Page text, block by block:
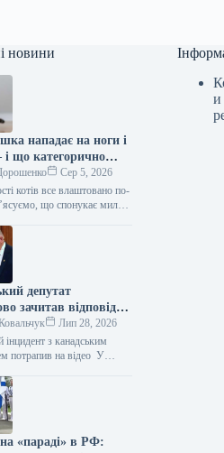
новини
нападає на ноги і
що категорично
робити у відповідь
Сер 5, 2026
котів все влаштовано по-
що спонукає милу
бешкетника, і як
спокій…
депутат
зачитав відповідь
під час промови
Лип 28, 2026
інцидент з канадським
потрапив на відео У
Брансвік Білл Олівер
курйозну ситуацію.…
«параді» в РФ:
и